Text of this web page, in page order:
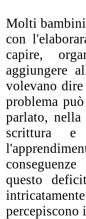
Molti
con
capire,
aggiungere
volevano
problema
parlato,
scrittura e
questo
percepiscono